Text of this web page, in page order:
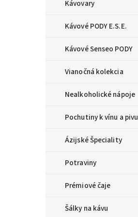
Kávovary
Kávové PODY E.S.E.
Kávové Senseo PODY
Vianočná kolekcia
Nealkoholické nápoje
Pochutiny k vínu a pivu
Ázijské Špeciality
Potraviny
Prémiové čaje
Šálky na kávu